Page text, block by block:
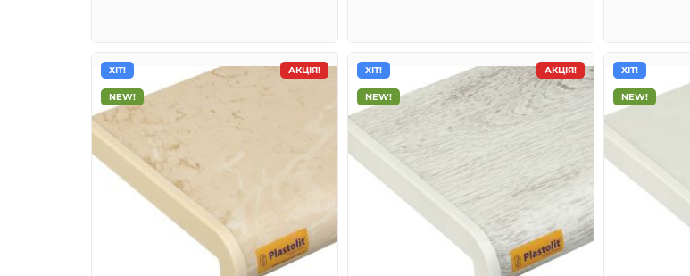
АКЦІЯ!
ХІТ!
NEW!
АКЦІЯ!
ХІТ!
NEW!
ХІТ!
NEW!